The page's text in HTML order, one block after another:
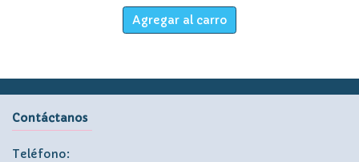
Agregar al carro
Contáctanos
Teléfono: